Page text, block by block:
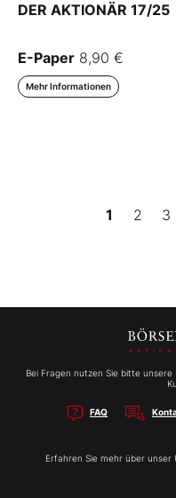
DER AKTIONÄR 17/25
E-Paper 8,90 €
Mehr Informationen
1 2 3
Bei Fragen nutzen Sie bitte
FAQ
Erfahren Sie mehr über unser